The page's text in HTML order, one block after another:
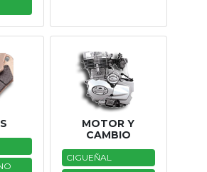
MOTOR Y
CAMBIO
CIGUEÑAL